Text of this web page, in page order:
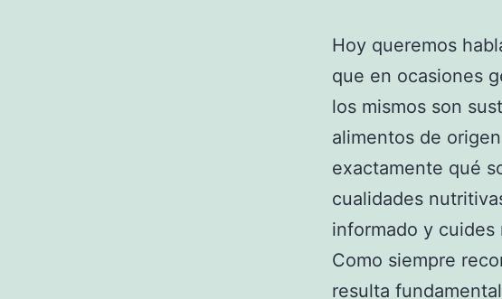
Hoy queremos
que en ocasiones
los mismos son
alimentos de
exactamente qué
cualidades
informado y
Como siempre
resulta